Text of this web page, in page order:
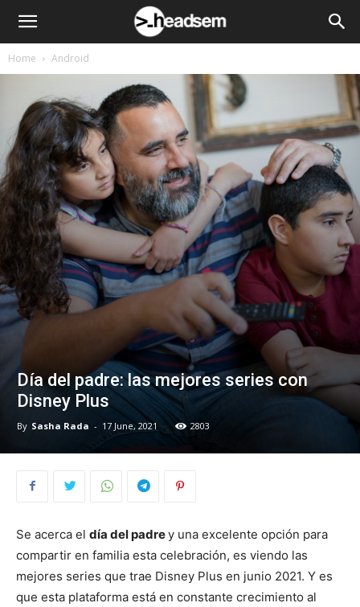
Home Android
Día del padre: las mejores series con
Disney Plus
By Sasha Rada - 17 June, 2021 2803
Se acerca el día del padrey una excelente opción para
compartir en familia esta celebración, es viendo las
mejores series que trae Disney Plus en junio 2021. Y es
que esta plataforma está en constante crecimiento al